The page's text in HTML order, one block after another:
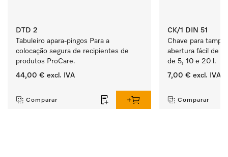
DTD 2
Tabuleiro apara-pingos Para a
colocação segura de recipientes de
produtos ProCare.
44,00 € excl. IVA
Comparar
CK/1 DIN 51
Chave para tampa
abertura fácil de
de 5, 10 e 20 l.
7,00 € excl. IVA
Comparar